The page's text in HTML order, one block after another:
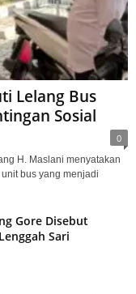
Lelang Bus
Sosial
0
H. Maslani menyatakan
bus yang menjadi
Gore Disebut
Sari